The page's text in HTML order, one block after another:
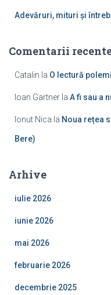
Adevăruri, mituri și
Comentarii
Catalin la O lectură
Ioan Gartner la A fi sau a
Ionut Nica la Noua rețea
Bere)
Arhive
iulie 2026
iunie 2026
mai 2026
februarie 2026
decembrie 2025